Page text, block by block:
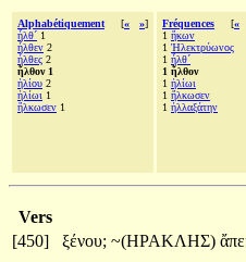
Alphabétiquement [« »]
ἦλθ´ 1
ἦλθεν 2
ἦλθες 2
ἦλθον 1
ἡλίου 2
ἡλίωι 1
ἥλκωσεν 1
Fréquences [«
1 ἥκων
1 Ἠλεκτρύωνος
1 ἦλθ´
1 ἦλθον
1 ἡλίωι
1 ἥλκωσεν
1 ἠλλαξάτην
Vers
[450]
ξένου; ~(ΗΡΑΚΛΗΣ)